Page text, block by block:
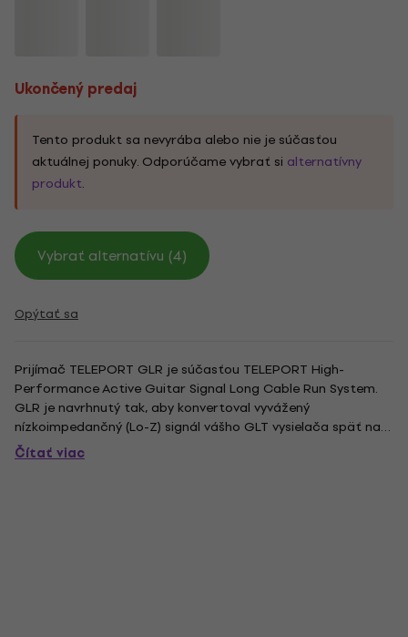
Ukončený predaj
Tento produkt sa nevyrába alebo nie je súčasťou
aktuálnej ponuky. Odporúčame vybrať si alternatívny
produkt.
Vybrať alternatívu (4)
Opýtať sa
Prijímač TELEPORT GLR je súčasťou TELEPORT High-
Performance Active Guitar Signal Long Cable Run System.
GLR je navrhnutý tak, aby konvertoval vyvážený
nízkoimpedančný (Lo-Z) signál vášho GLT vysielača späť na
nevyvážený (Hi-Z). GLR je účinný na vzdialenosti až 100 m s
absolútne nulovou stratou signálu – čo z neho robí ideálne
Čítať viac